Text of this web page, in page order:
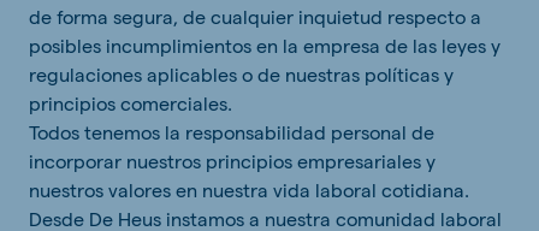
de forma segura, de cualquier inquietud respecto a
posibles incumplimientos en la empresa de las leyes y
regulaciones aplicables o de nuestras políticas y
principios comerciales.
Todos tenemos la responsabilidad personal de
incorporar nuestros principios empresariales y
nuestros valores en nuestra vida laboral cotidiana.
Desde De Heus instamos a nuestra comunidad laboral